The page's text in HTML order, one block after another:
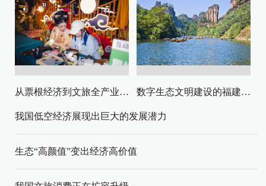
从票根经济到文旅全产业链升级 数字生态文明建设的福建路径与启示
我国低空经济展现出巨大的发展潜力
生态“高颜值”变出经济高价值